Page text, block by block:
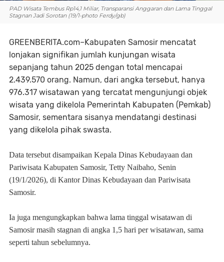
PAD Wisata Tembus Rp14,1 Miliar, Transparansi Anggaran dan Lama Tinggal
Stagnan Jadi Sorotan (19/1-photo Ferdy/gb)
GREENBERITA.com–Kabupaten Samosir mencatat
lonjakan signifikan jumlah kunjungan wisata
sepanjang tahun 2025 dengan total mencapai
2.439.570 orang. Namun, dari angka tersebut, hanya
976.317 wisatawan yang tercatat mengunjungi objek
wisata yang dikelola Pemerintah Kabupaten (Pemkab)
Samosir, sementara sisanya mendatangi destinasi
yang dikelola pihak swasta.
Data tersebut disampaikan Kepala Dinas Kebudayaan dan
Pariwisata Kabupaten Samosir, Tetty Naibaho, Senin
(19/1/2026), di Kantor Dinas Kebudayaan dan Pariwisata
Samosir.
Ia juga mengungkapkan bahwa lama tinggal wisatawan di
Samosir masih stagnan di angka 1,5 hari per wisatawan, sama
seperti tahun sebelumnya.